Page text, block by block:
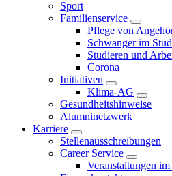
Sport
Familienservice
Pflege von
Schwanger im
Studieren und
Corona
Initiativen
Klima-AG
Gesundheitshinweise
Alumninetzwerk
Karriere
Stellenausschreibungen
Career Service
Veranstaltungen